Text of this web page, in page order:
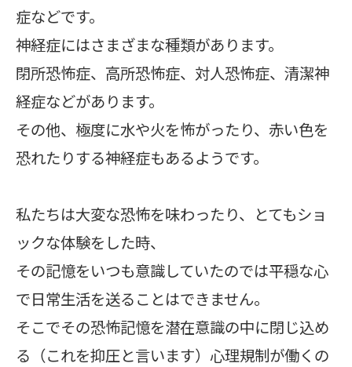
症などです。
神経症にはさまざまな種類があります。
閉所恐怖症、高所恐怖症、対人恐怖症、清潔神
経症などがあります。
その他、極度に水や火を怖がったり、赤い色を
恐れたりする神経症もあるようです。
私たちは大変な恐怖を味わったり、とてもショ
ックな体験をした時、
その記憶をいつも意識していたのでは平穏な心
で日常生活を送ることはできません。
そこでその恐怖記憶を潜在意識の中に閉じ込め
る（これを抑圧と言います）心理規制が働くの